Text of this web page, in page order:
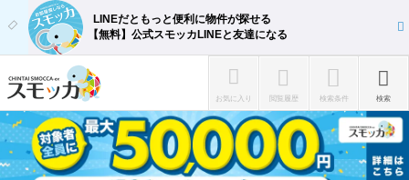
LINEだともっと便利に物件が探せる
【無料】公式スモッカLINEと友達になる
お気に入り 閲覧履歴 検索条件 検索